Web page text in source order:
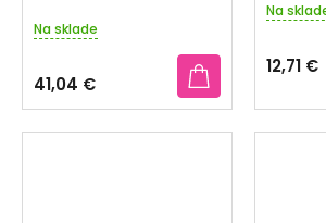
Na sklade
41,04 €
produktu
je
z
5
Na
12,71 €